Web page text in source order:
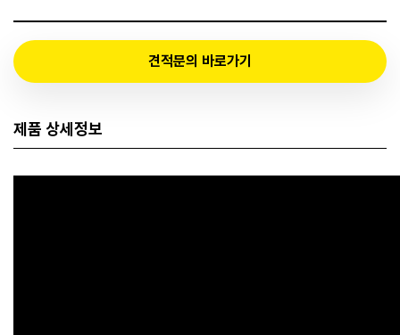
견적문의 바로가기
제품 상세정보